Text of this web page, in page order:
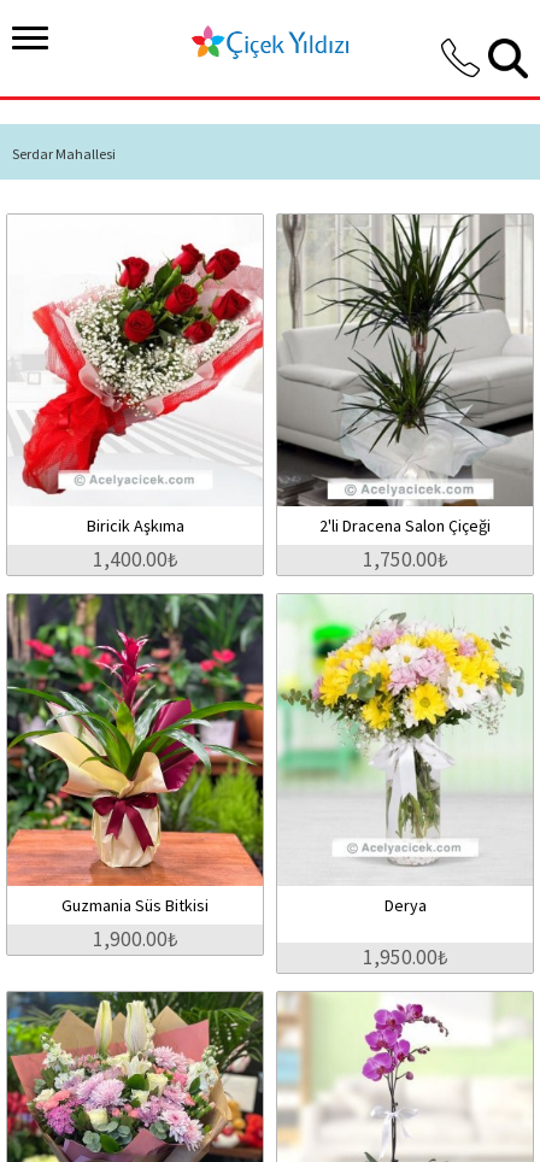
Serdar Mahallesi
Biricik Aşkıma
1,400.00₺
2'li Dracena Salon Çiçeği
1,750.00₺
Guzmania Süs Bitkisi
1,900.00₺
Derya
1,950.00₺